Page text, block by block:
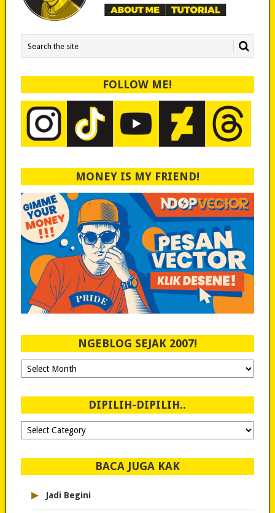
FOLLOW ME!
MONEY IS MY FRIEND!
NGEBLOG SEJAK 2007!
Ngeblog
Sejak
DIPILIH-DIPILIH..
Dipilih-
dipilih..
BACA JUGA KAK
▸ Jadi Begini